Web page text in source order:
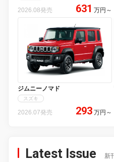
2026.08発売 631 万円 ～
ジムニーノマド
スズキ
2026.07発売 293 万円 ～
Latest Issue 新